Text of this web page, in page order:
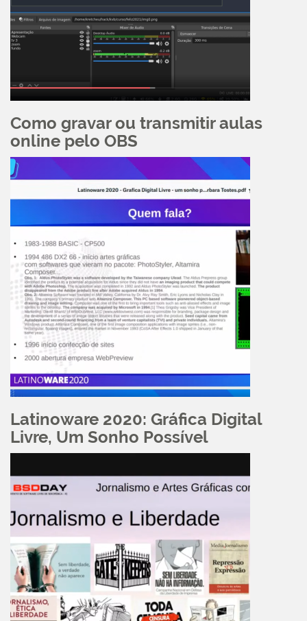
Como gravar ou transmitir aulas
online pelo OBS
Latinoware 2020: Gráfica Digital
Livre, Um Sonho Possível